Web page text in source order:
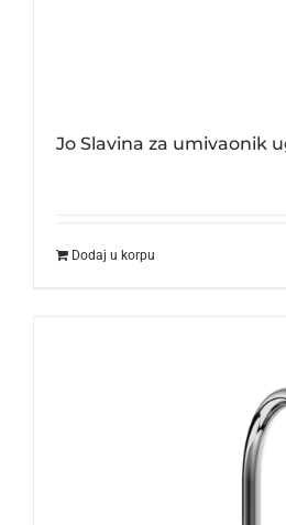
Jo Slavina za umivaonik
Dodaj u korpu